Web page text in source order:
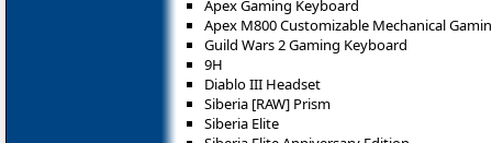
Apex Gaming Keyboard
Apex M800 Customizable Mechanical
Guild Wars 2 Gaming Keyboard
9H
Diablo III Headset
Siberia [RAW] Prism
Siberia Elite